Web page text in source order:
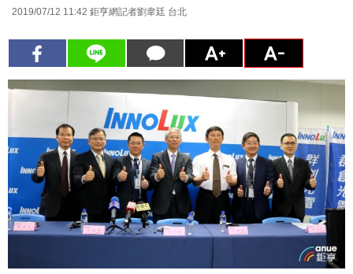
2019/07/12 11:42 鉅亨網記者劉韋廷 台北